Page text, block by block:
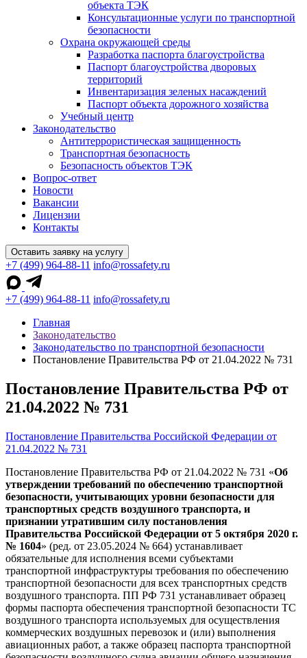
объекта ТЭК
Консультационные услуги по транспортной
безопасности
Охрана окружающей среды
Разработка паспорта благоустройства
Паспорт благоустройства дворовых
территорий
Инвентаризация зеленых насаждений
Паспорт объекта дорожного хозяйства
Учебный центр
Законодательство
Антитеррористическая защищенность
Транспортная безопасность
Безопасность объектов ТЭК
Вопрос-ответ
Новости
Вакансии
Лицензии
Контакты
Оставить заявку на услугу
+7 (499) 964-88-11 info@rossafety.ru
+7 (499) 964-88-11 info@rossafety.ru
Главная
Законодательство
Законодательство по транспортной безопасности
Постановление Правительства РФ от 21.04.2022 № 731
Постановление Правительства РФ от
21.04.2022 № 731
Постановление Правительства Российской Федерации от
21.04.2022 № 731
Постановление Правительства РФ от 21.04.2022 № 731 «Об
утверждении требований по обеспечению транспортной
безопасности, учитывающих уровни безопасности для
транспортных средств воздушного транспорта, и
признании утратившим силу постановления
Правительства Российской Федерации от 5 октября 2020 г.
№ 1604» (ред. от 23.05.2024 № 664) устанавливает
обязательные для исполнения всеми субъектами
транспортной инфраструктуры требования по обеспечению
транспортной безопасности для всех транспортных средств
воздушного транспорта. ПП РФ 731 устанавливает образец
формы паспорта обеспечения транспортной безопасности ТС
воздушного транспорта используемых для осуществления
коммерческих воздушных перевозок и (или) выполнения
авиационных работ, а также образец паспорта транспортной